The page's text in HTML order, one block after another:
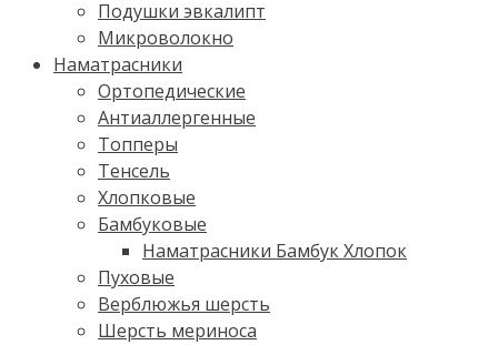
Подушки эвкалипт
Микроволокно
Наматрасники
Ортопедические
Антиаллергенные
Топперы
Тенсель
Хлопковые
Бамбуковые
Наматрасники Бамбук Хлопок
Пуховые
Верблюжья шерсть
Шерсть мериноса